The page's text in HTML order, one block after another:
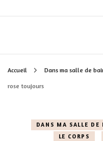
Accueil Dans ma salle de
rose toujours
DANS MA SALLE
LE CORPS